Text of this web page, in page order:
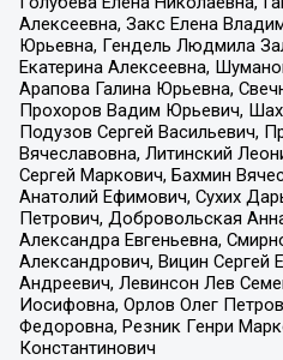
Алексеевна, Закс Елена
Юрьевна, Гендель Людмила
Екатерина Алексеевна,
Арапова Галина Юрьевна,
Прохоров Вадим Юрьевич,
Подузов Сергей Васильевич,
Вячеславовна, Литинский
Сергей Маркович, Бахмин
Анатолий Ефимович, Сухих
Петрович, Добровольская
Александра Евгеньевна,
Александрович, Вицин Сергей
Андреевич, Левинсон Лев
Иосифовна, Орлов Олег
Федоровна, Резник Генри
Константинович